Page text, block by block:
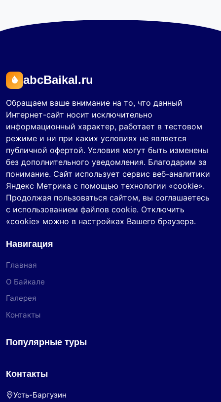
abcBaikal.ru
Обращаем ваше внимание на то, что данный
Интернет-сайт носит исключительно
информационный характер, работает в тестовом
режиме и ни при каких условиях не является
публичной офертой. Условия могут быть изменены
без дополнительного уведомления. Благодарим за
понимание. Сайт использует сервис веб-аналитики
Яндекс Метрика с помощью технологии «cookie».
Продолжая пользоваться сайтом, вы соглашаетесь
с использованием файлов cookie. Отключить
«cookie» можно в настройках Вашего браузера.
Навигация
Главная
О Байкале
Галерея
Контакты
Популярные туры
Контакты
Усть-Баргузин